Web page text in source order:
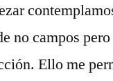
no campos
Ello me